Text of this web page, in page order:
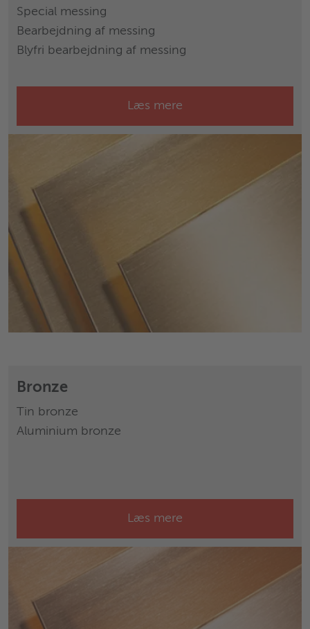
Special messing
Bearbejdning af messing
Blyfri bearbejdning af messing
Læs mere
Bronze
Tin bronze
Aluminium bronze
Læs mere